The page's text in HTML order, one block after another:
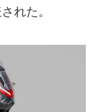
れた。